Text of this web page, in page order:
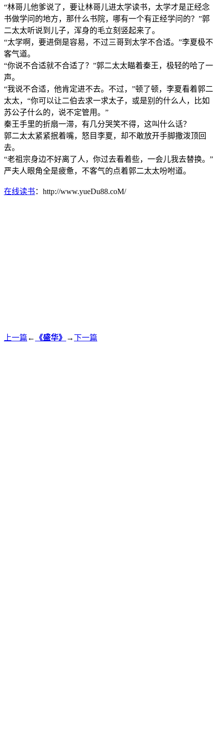
“林哥儿他爹说了，要让林哥儿进太学读书，太学才是正经念
书做学问的地方，那什么书院，哪有一个有正经学问的？”郭
二太太听说到儿子，浑身的毛立刻竖起来了。
“太学啊，要进倒是容易，不过三哥到太学不合适。”李夏极不
客气道。
“你说不合适就不合适了？”郭二太太瞄着秦王，极轻的哈了一
声。
“我说不合适，他肯定进不去。不过，”顿了顿，李夏看着郭二
太太，“你可以让二伯去求一求太子，或是别的什么人，比如
苏公子什么的，说不定管用。”
秦王手里的折扇一滞，有几分哭笑不得，这叫什么话？
郭二太太紧紧抿着嘴，怒目李夏，却不敢放开手脚撒泼顶回
去。
“老祖宗身边不好离了人，你过去看着些，一会儿我去替换。”
严夫人眼角全是疲惫，不客气的点着郭二太太吩咐道。
在线读书 ：http://www.yueDu88.coM/
上一篇 ← 《盛华》 →下一篇